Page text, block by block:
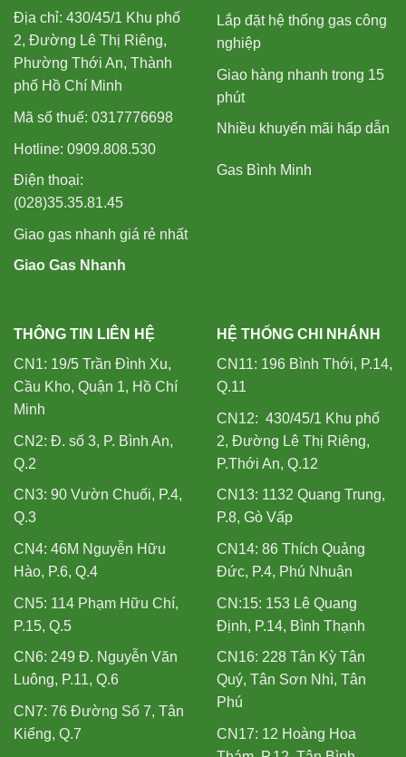
Địa chỉ: 430/45/1 Khu phố
2, Đường Lê Thị Riêng,
Phường Thới An, Thành
phố Hồ Chí Minh
Mã số thuế: 0317776698
Hotline: 0909.808.530
Điện thoại:
(028)35.35.81.45
Giao gas nhanh giá rẻ nhất
Giao Gas Nhanh
Lắp đặt hệ thống gas công
nghiệp
Giao hàng nhanh trong 15
phút
Nhiều khuyến mãi hấp dẫn
Gas Bình Minh
THÔNG TIN LIÊN HỆ
CN1: 19/5 Trần Đình Xu,
Cầu Kho, Quận 1, Hồ Chí
Minh
CN2: Đ. số 3, P. Bình An,
Q.2
CN3: 90 Vườn Chuối, P.4,
Q.3
CN4: 46M Nguyễn Hữu
Hào, P.6, Q.4
CN5: 114 Phạm Hữu Chí,
P.15, Q.5
CN6: 249 Đ. Nguyễn Văn
Luông, P.11, Q.6
CN7: 76 Đường Số 7, Tân
Kiểng, Q.7
HỆ THỐNG CHI NHÁNH
CN11: 196 Bình Thới, P.14,
Q.11
CN12: 430/45/1 Khu phố
2, Đường Lê Thị Riêng,
P.Thới An, Q.12
CN13: 1132 Quang Trung,
P.8, Gò Vấp
CN14: 86 Thích Quảng
Đức, P.4, Phú Nhuận
CN:15: 153 Lê Quang
Định, P.14, Bình Thạnh
CN16: 228 Tân Kỳ Tân
Quý, Tân Sơn Nhì, Tân
Phú
CN17: 12 Hoàng Hoa